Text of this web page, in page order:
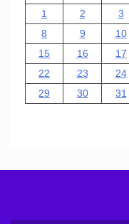
1
2 3
8
9 10
15
16 17
22
23 24
29
30 31